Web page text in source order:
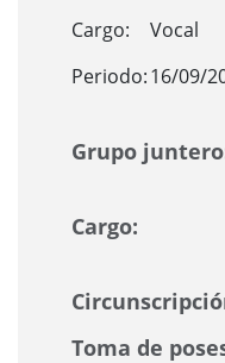
Cargo:
Vocal
Periodo:16/09/
Grupo
Cargo:
Toma de